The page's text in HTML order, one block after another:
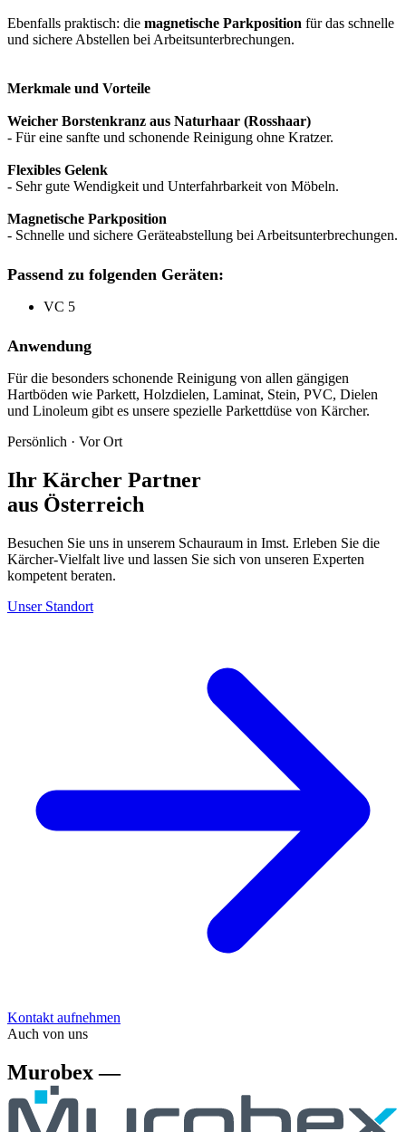
Ebenfalls praktisch: die magnetische Parkposition für das schnelle
und sichere Abstellen bei Arbeitsunterbrechungen.
Merkmale und Vorteile
Weicher Borstenkranz aus Naturhaar (Rosshaar)
- Für eine sanfte und schonende Reinigung ohne Kratzer.
Flexibles Gelenk
- Sehr gute Wendigkeit und Unterfahrbarkeit von Möbeln.
Magnetische Parkposition
- Schnelle und sichere Geräteabstellung bei Arbeitsunterbrechungen.
Passend zu folgenden Geräten:
VC 5
Anwendung
Für die besonders schonende Reinigung von allen gängigen
Hartböden wie Parkett, Holzdielen, Laminat, Stein, PVC, Dielen
und Linoleum gibt es unsere spezielle Parkettdüse von Kärcher.
Persönlich · Vor Ort
Ihr Kärcher Partner
aus Österreich
Besuchen Sie uns in unserem Schauraum in Imst. Erleben Sie die
Kärcher-Vielfalt live und lassen Sie sich von unseren Experten
kompetent beraten.
Unser Standort
Kontakt aufnehmen
Auch von uns
Murobex —